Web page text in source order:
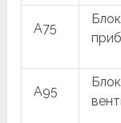
A75
A95